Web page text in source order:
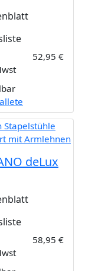
52,95 €
deLux
58,95 €